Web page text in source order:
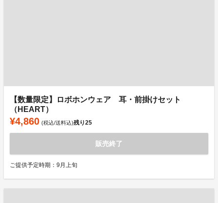
【数量限定】ロボホンウェア 耳・前掛けセット
（HEART）
¥4,860 (税込/送料込)残り25
販売終了
ご提供予定時期：9月上旬